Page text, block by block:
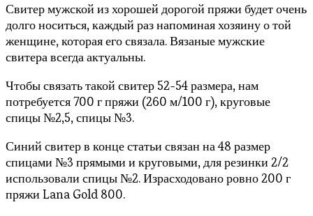
Свитер мужской из хорошей дорогой пряжи будет очень
долго носиться, каждый раз напоминая хозяину о той
женщине, которая его связала. Вязаные мужские
свитера всегда актуальны.
Чтобы связать такой свитер 52-54 размера, нам
потребуется 700 г пряжи (260 м/100 г), круговые
спицы №2,5, спицы №3.
Синий свитер в конце статьи связан на 48 размер
спицами №3 прямыми и круговыми, для резинки 2/2
использовали спицы №2. Израсходовано ровно 200 г
пряжи Lana Gold 800.